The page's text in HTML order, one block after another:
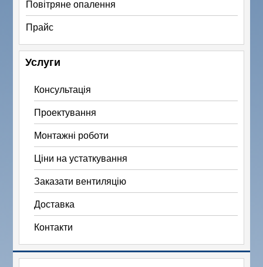
Повітряне опалення
Прайс
Услуги
Консультація
Проектування
Монтажні роботи
Ціни на устаткування
Заказати вентиляцію
Доставка
Контакти